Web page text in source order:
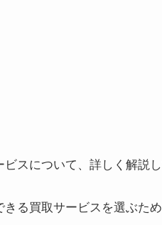
スについて、詳しく解説し
る買取サービスを選ぶた